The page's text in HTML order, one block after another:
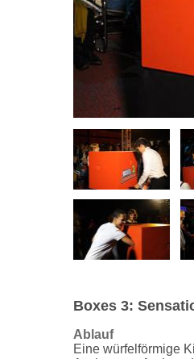
Boxes 3:
Ablauf
Eine würfelförmige